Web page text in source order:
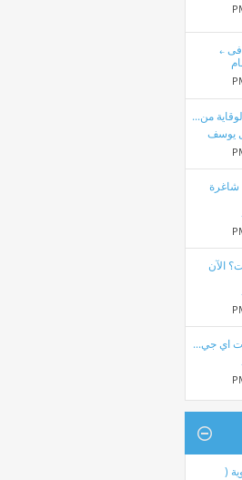
من...
يوسف
شاغرة
الآن
(